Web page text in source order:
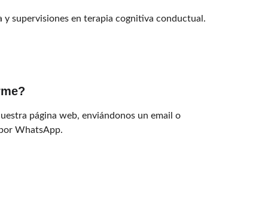
y supervisiones en terapia cognitiva conductual.
página web, enviándonos un email o
WhatsApp.